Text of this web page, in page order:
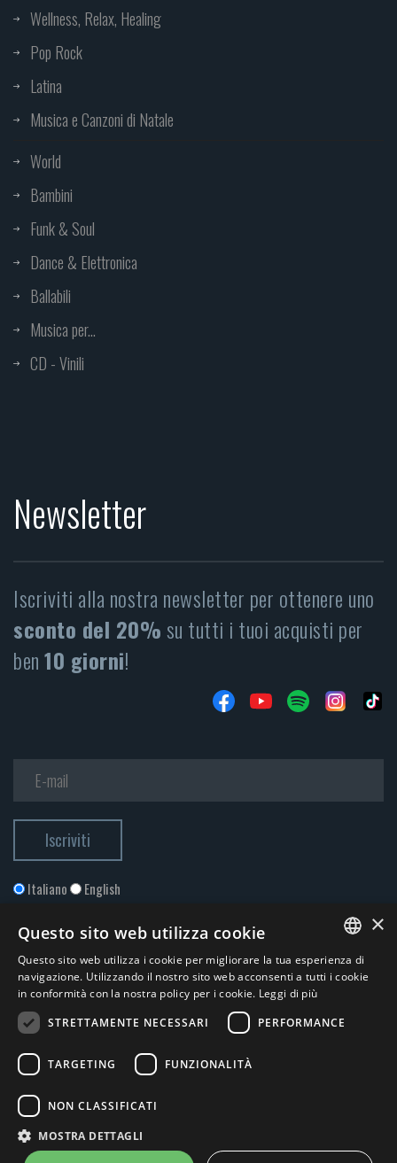
Wellness, Relax, Healing
Pop Rock
Latina
Musica e Canzoni di Natale
World
Bambini
Funk & Soul
Dance & Elettronica
Ballabili
Musica per...
CD - Vinili
Newsletter
Iscriviti alla nostra newsletter per ottenere uno
sconto del 20%su tutti i tuoi acquisti per
ben10 giorni!
Italiano English
Accetto la Privacy Policy*
© 2026 ERGA srl - P.IVA 11173870152 | HALIDON srl - P.IVA 12885130158
- Licenza SIAE n. 2262/I/1528 - 3020/I/1528 - n. 8064 -
ITALIAN
×
Questo sito web utilizza cookie
Questo sito web utilizza i cookie per migliorare la tua esperienza di
navigazione. Utilizzando il nostro sito web acconsenti a tutti i cookie
in conformità con la nostra policy per i cookie. Leggi di più
STRETTAMENTE NECESSARI
PERFORMANCE
TARGETING FUNZIONALITÀ
NON CLASSIFICATI
MOSTRA DETTAGLI